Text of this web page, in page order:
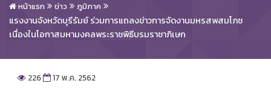
หน้าแรก ข่าว ภูมิภาค
แรงงานจังหวัดบุรีรัมย์ ร่วมการแถลงข่าวการจัดงานมหรสพสมโภช
เนื่องในโอกาสมหามงคลพระราชพิธีบรมราชาภิเษก
226 17 พ.ค. 2562